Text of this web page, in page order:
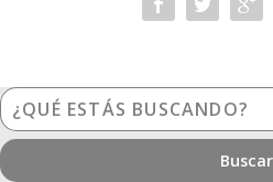
¿Qué
estás
buscando?